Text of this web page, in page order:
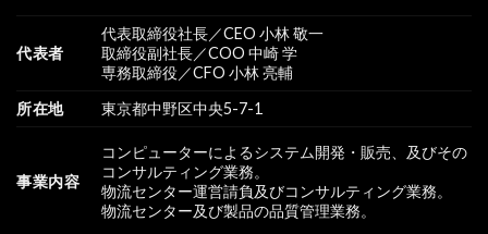
代表者
代表取締役社長／CEO 小林 敬一
取締役副社長／COO 中崎 学
専務取締役／CFO 小林 亮輔
所在地
東京都中野区中央5-7-1
事業内容
コンピューターによるシステム開発・販売、及びその
コンサルティング業務。
物流センター運営請負及びコンサルティング業務。
物流センター及び製品の品質管理業務。